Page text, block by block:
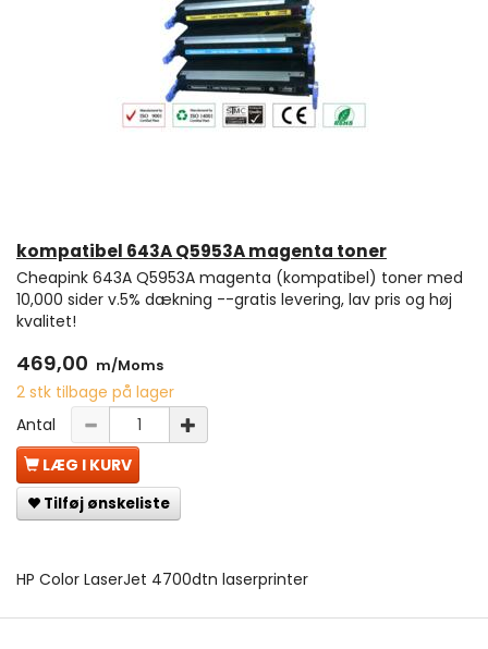
kompatibel 643A Q5953A magenta toner
Cheapink 643A Q5953A magenta (kompatibel) toner med
10,000 sider v.5% dækning --gratis levering, lav pris og høj
kvalitet!
469,00 m/Moms
2 stk tilbage på lager
Antal
LÆG I KURV
Tilføj ønskeliste
HP Color LaserJet 4700dtn laserprinter